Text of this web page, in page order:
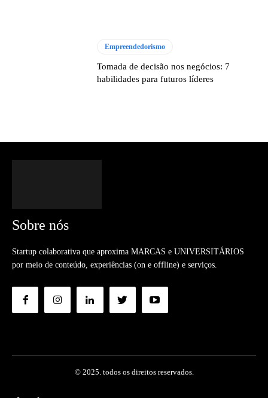
Empreendedorismo
Tomada de decisão nos negócios: 7
habilidades para futuros líderes
Sobre nós
Startup colaborativa que aproxima MARCAS e UNIVERSITÁRIOS
por meio de conteúdo, experiências (on e offline) e serviços.
© 2025. todos os direitos reservados.